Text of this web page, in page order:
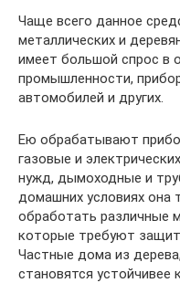
Чаще всего данное
металлических и
имеет большой спрос в
промышленности,
автомобилей и других.
Ею обрабатывают
газовые и
нужд, дымоходные и
домашних условиях
обработать различные
которые требуют
Частные дома из
становятся